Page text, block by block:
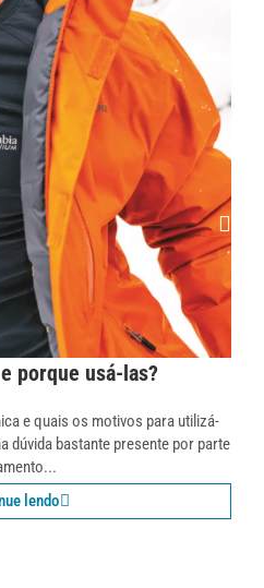
porque usá-las?
e quais os motivos para utilizá-
dúvida bastante presente por parte
lendo